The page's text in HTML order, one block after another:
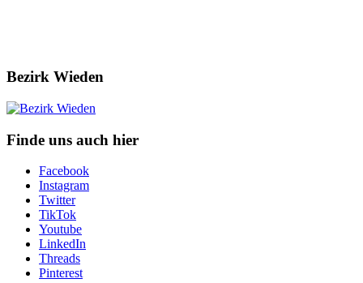
Bezirk Wieden
Finde uns auch hier
Facebook
Instagram
Twitter
TikTok
Youtube
LinkedIn
Threads
Pinterest